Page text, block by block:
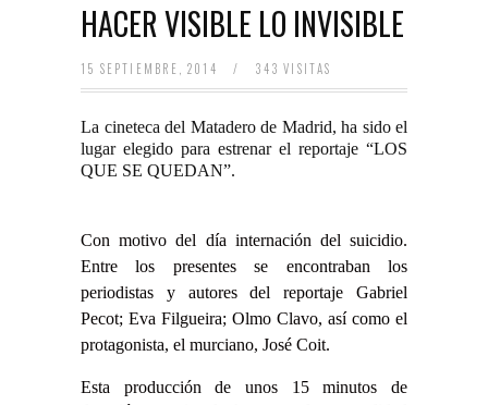
HACER VISIBLE LO INVISIBLE
15 SEPTIEMBRE, 2014 / 343 VISITAS
La cineteca del Matadero de Madrid, ha sido el
lugar elegido para estrenar el reportaje “LOS
QUE SE QUEDAN”.
Con motivo del día internación del suicidio.
Entre los presentes se encontraban los
periodistas y autores del reportaje Gabriel
Pecot; Eva Filgueira; Olmo Clavo, así como el
protagonista, el murciano, José Coit.
Esta producción de unos 15 minutos de